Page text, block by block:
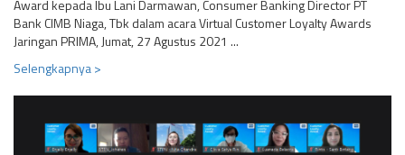
Award kepada Ibu Lani Darmawan, Consumer Banking Director PT
Bank CIMB Niaga, Tbk dalam acara Virtual Customer Loyalty Awards
Jaringan PRIMA, Jumat, 27 Agustus 2021 ...
Selengkapnya >